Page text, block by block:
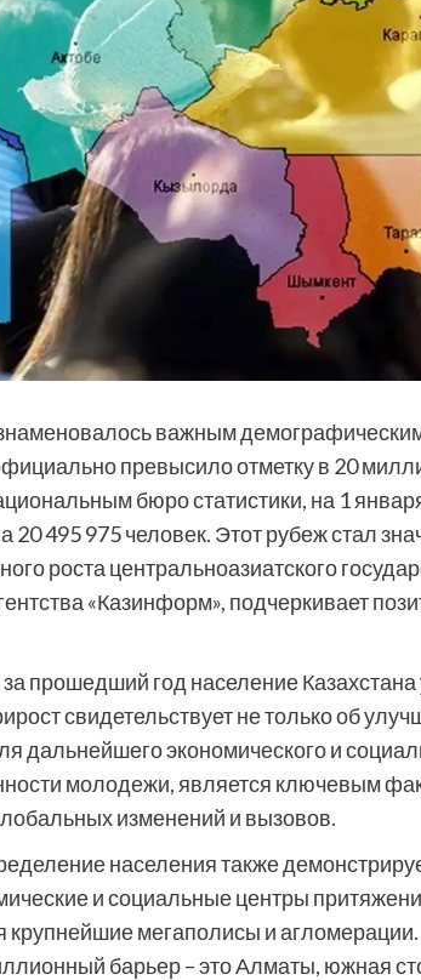
важным
превысило отметку в 20
бюро статистики, на 1
20 495 975 человек. Этот рубеж стал
роста центральноазиатского
«Казинформ», подчеркивает
прошедший год население
свидетельствует не только об
дальнейшего экономического и
молодежи, является ключевым
изменений и вызовов.
населения также
и социальные центры
крупнейшие мегаполисы и агломерации.
барьер – это Алматы, южная